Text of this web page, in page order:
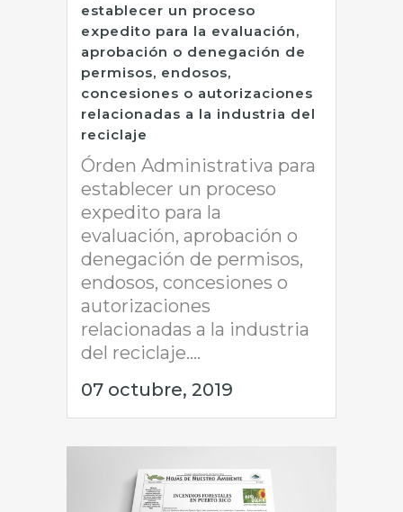
establecer un proceso
expedito para la evaluación,
aprobación o denegación de
permisos, endosos,
concesiones o autorizaciones
relacionadas a la industria del
reciclaje
Órden Administrativa para
establecer un proceso
expedito para la
evaluación, aprobación o
denegación de permisos,
endosos, concesiones o
autorizaciones
relacionadas a la industria
del reciclaje....
07 octubre, 2019